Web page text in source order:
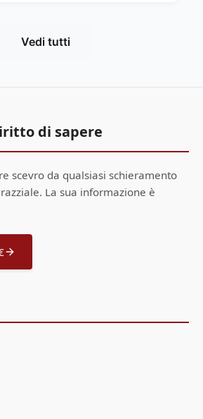
Vedi tutti
di sapere
scevro da qualsiasi schieramento
La sua informazione è